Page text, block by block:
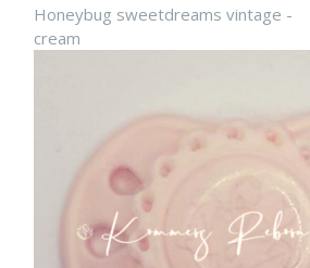
Honeybug sweetdreams vintage -
cream